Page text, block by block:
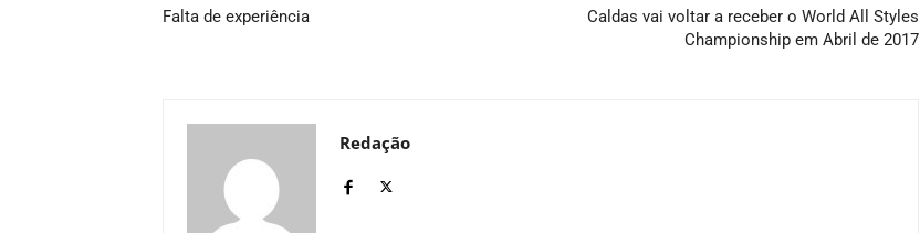
Falta de experiência
Caldas vai voltar a receber o World All Styles
Championship em Abril de 2017
Redação